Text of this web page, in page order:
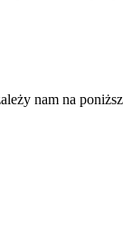
nam na